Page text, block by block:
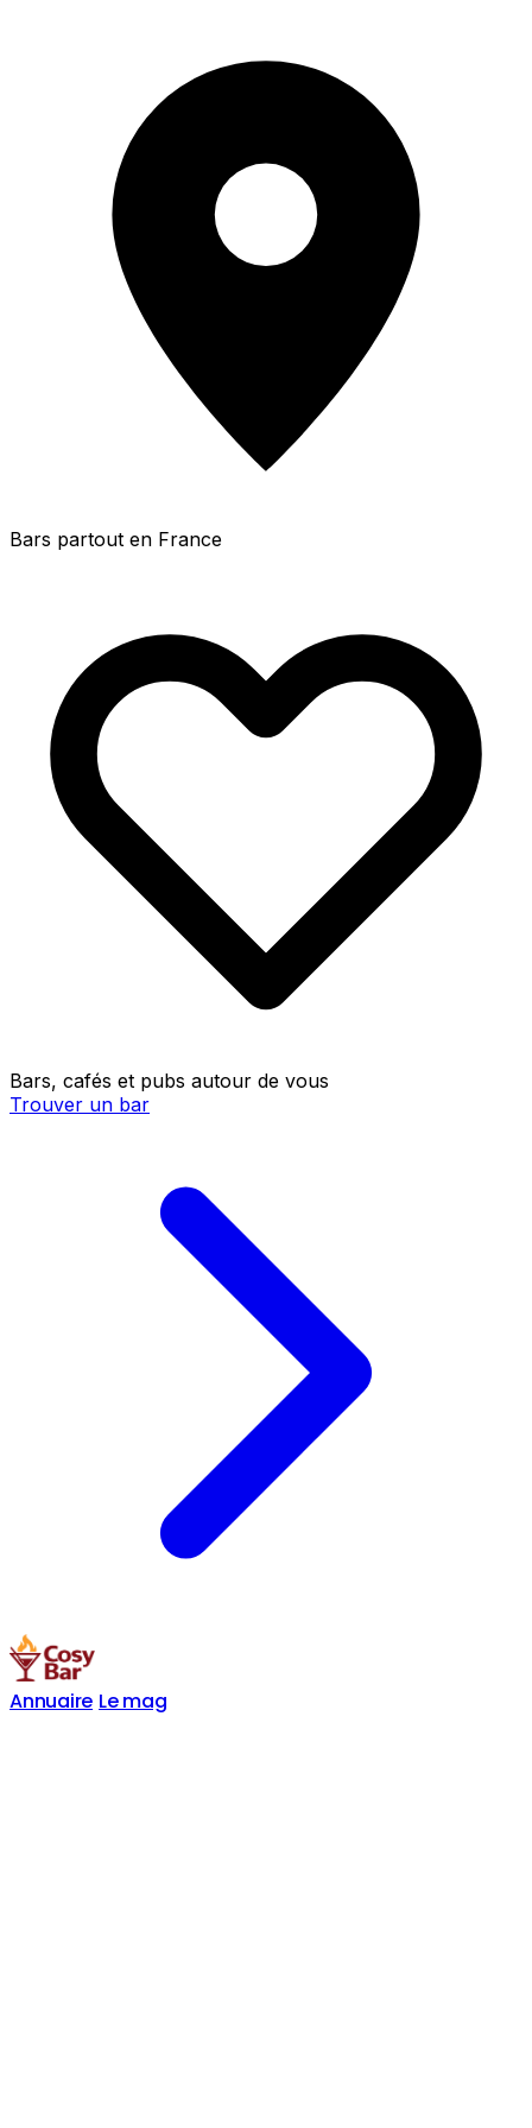
Bars partout en France
Bars, cafés et pubs autour de vous
Trouver un bar
Annuaire Le mag